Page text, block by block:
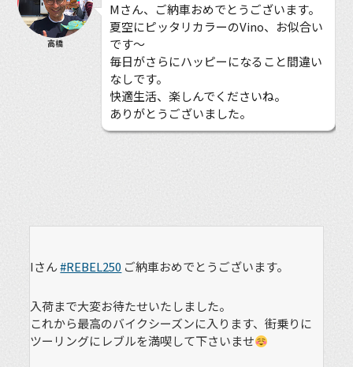
高橋
Mさん、ご納車おめでとうございます。
夏空にピッタリカラーのVino、お似合い
です〜
毎日がさらにハッピーになること間違い
なしです。
快適生活、楽しんでくださいね。
ありがとうございました。
Iさん#REBEL250 ご納車おめでとうございます。
入荷まで大変お待たせいたしました。
これから最高のバイクシーズンに入ります、街乗りに
ツーリングにレブルを満喫して下さいませ